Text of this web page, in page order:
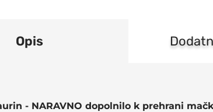
Opis
- NARAVNO dopolnilo k prehrani